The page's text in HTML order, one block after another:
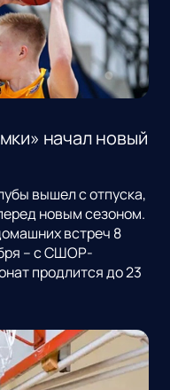
начал новый
вышел с отпуска,
новым сезоном.
встреч 8
– с СШОР-
продлится до 23